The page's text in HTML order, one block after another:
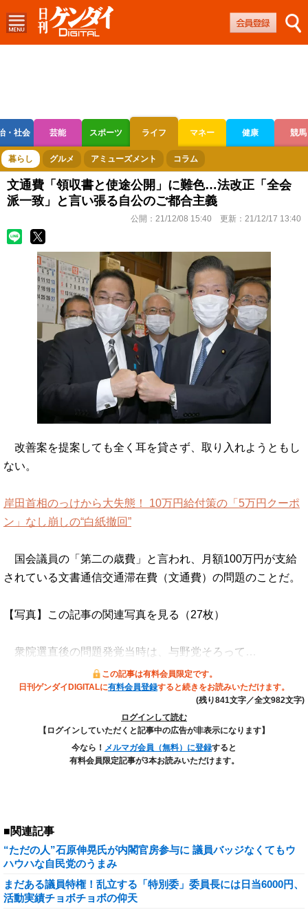
・社会 芸能 スポーツ ライフ マネー 健康 競馬
ボートレース 競輪 オートレース
暮らし グルメ アミューズメント コラム
文通費「領収書と使途公開」に難色…法改正「全会
派一致」と言い張る自公のご都合主義
公開： 21/12/08 15:40 更新： 21/12/17 13:40
改善案を提案しても全く耳を貸さず、取り入れようともし
ない。
岸田首相のっけから大失態！ 10万円給付策の「5万円クーポ
ン」なし崩しの“白紙撤回”
国会議員の「第二の歳費」と言われ、月額100万円が支給
されている文書通信交通滞在費（文通費）の問題のことだ。
【写真】この記事の関連写真を見る（27枚）
衆院選直後の問題発覚当時は、与野党そろって…
この記事は有料会員限定です。
日刊ゲンダイDIGITALに有料会員登録すると続きをお読みいただけます。
(残り841文字／全文982文字)
ログインして読む
【ログインしていただくと記事中の広告が非表示になります】
今なら！ メルマガ会員（無料）に登録すると
有料会員限定記事が3本お読みいただけます。
■関連記事
“ただの人”石原伸晃氏が内閣官房参与に 議員バッジなくてもウ
ハウハな自民党のうまみ
まだある議員特権！乱立する「特別委」委員長には日当6000円、
活動実績チョボチョボの仰天